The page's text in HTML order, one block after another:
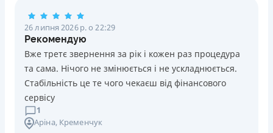
Погашення
Оплата на розрахунковий рахунок
Онлайн (через сайт або інтернет-банкінг)
Через термінали Приватбанку
Через термінали самообслуговування
Ліцензія НБУ
Ліцензія переоформлена 14.03.2024 р.
Вся інформація про кредит
26 липня 2026 р. о 22:29
Рекомендую
Вже третє звернення за рік і кожен раз процедура
та сама. Нічого не змінюється і не ускладнюється.
Стабільність це те чого чекаєш від фінансового
сервісу
1
Аріна, Кременчук